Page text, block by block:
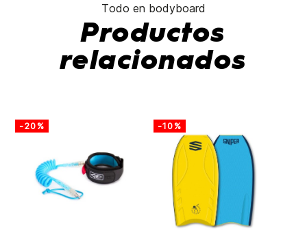
Todo en bodyboard
Productos
relacionados
-20% -10%